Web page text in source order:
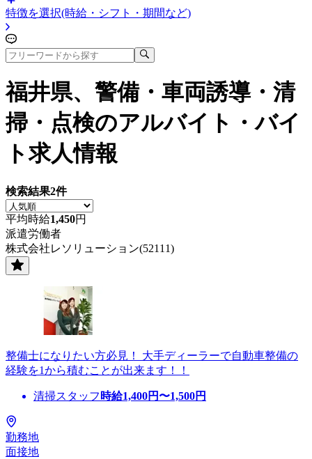
特徴を選択(時給・シフト・期間など)
福井県、警備・車両誘導・清
掃・点検のアルバイト・バイ
ト求人情報
検索結果2件
平均時給1,450円
派遣労働者
株式会社レソリューション(52111)
整備士になりたい方必見！ 大手ディーラーで自動車整備の
経験を1から積むことが出来ます！！
清掃スタッフ 時給1,400円〜1,500円
勤務地
面接地